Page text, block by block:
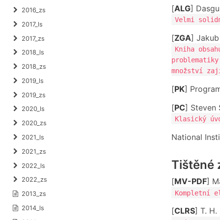
2016_zs
2017_ls
2017_zs
2018_ls
2018_zs
2019_ls
2019_zs
2020_ls
2020_zs
2021_ls
2021_zs
2022_ls
2022_zs
2013_zs
2014_ls
[ALG]
Velmi
[ZGA]
Kniha
množství
[PK]
[PC] Steven
Klasický
National
Tištěné
[MV-PDF]
Kompletní
[CLRS] T. H.